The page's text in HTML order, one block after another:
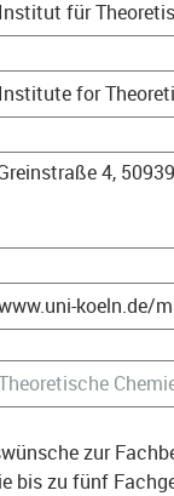
zur
bis zu fünf